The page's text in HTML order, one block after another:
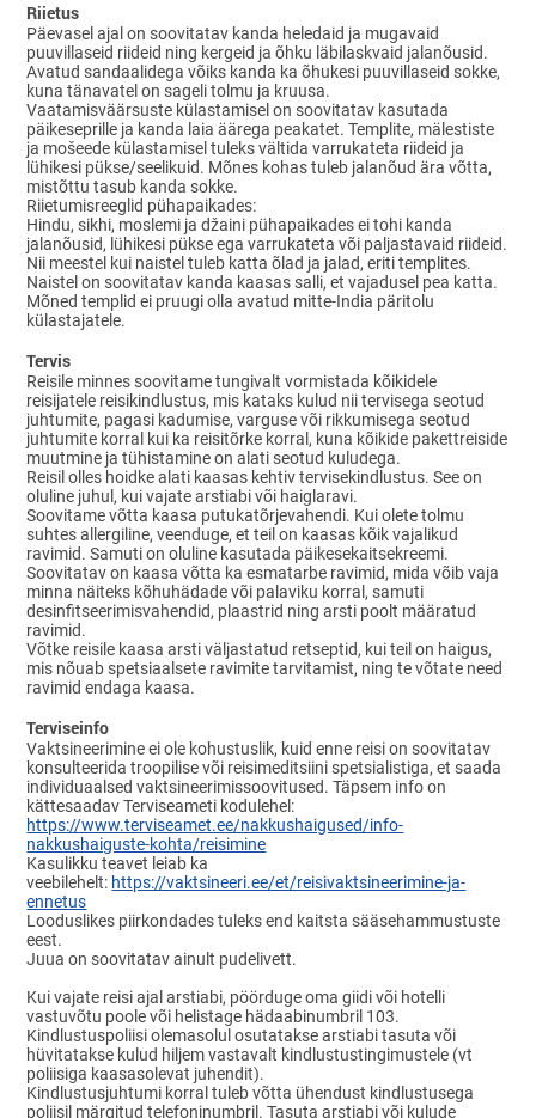
Riietus
Päevasel ajal on soovitatav kanda heledaid ja mugavaid
puuvillaseid riideid ning kergeid ja õhku läbilaskvaid jalanõusid.
Avatud sandaalidega võiks kanda ka õhukesi puuvillaseid sokke,
kuna tänavatel on sageli tolmu ja kruusa.
Vaatamisväärsuste külastamisel on soovitatav kasutada
päikeseprille ja kanda laia äärega peakatet. Templite, mälestiste
ja mošeede külastamisel tuleks vältida varrukateta riideid ja
lühikesi pükse/seelikuid. Mõnes kohas tuleb jalanõud ära võtta,
mistõttu tasub kanda sokke.
Riietumisreeglid pühapaikades:
Hindu, sikhi, moslemi ja džaini pühapaikades ei tohi kanda
jalanõusid, lühikesi pükse ega varrukateta või paljastavaid riideid.
Nii meestel kui naistel tuleb katta õlad ja jalad, eriti templites.
Naistel on soovitatav kanda kaasas salli, et vajadusel pea katta.
Mõned templid ei pruugi olla avatud mitte-India päritolu
külastajatele.
Tervis
Reisile minnes soovitame tungivalt vormistada kõikidele
reisijatele reisikindlustus, mis kataks kulud nii tervisega seotud
juhtumite, pagasi kadumise, varguse või rikkumisega seotud
juhtumite korral kui ka reisitõrke korral, kuna kõikide pakettreiside
muutmine ja tühistamine on alati seotud kuludega.
Reisil olles hoidke alati kaasas kehtiv tervisekindlustus. See on
oluline juhul, kui vajate arstiabi või haiglaravi.
Soovitame võtta kaasa putukatõrjevahendi. Kui olete tolmu
suhtes allergiline, veenduge, et teil on kaasas kõik vajalikud
ravimid. Samuti on oluline kasutada päikesekaitsekreemi.
Soovitatav on kaasa võtta ka esmatarbe ravimid, mida võib vaja
minna näiteks kõhuhädade või palaviku korral, samuti
desinfitseerimisvahendid, plaastrid ning arsti poolt määratud
ravimid.
Võtke reisile kaasa arsti väljastatud retseptid, kui teil on haigus,
mis nõuab spetsiaalsete ravimite tarvitamist, ning te võtate need
ravimid endaga kaasa.
Terviseinfo
Vaktsineerimine ei ole kohustuslik, kuid enne reisi on soovitatav
konsulteerida troopilise või reisimeditsiini spetsialistiga, et saada
individuaalsed vaktsineerimissoovitused. Täpsem info on
kättesaadav Terviseameti kodulehel:
https://www.terviseamet.ee/nakkushaigused/info-
nakkushaiguste-kohta/reisimine
Kasulikku teavet leiab ka
veebilehelt: https://vaktsineeri.ee/et/reisivaktsineerimine-ja-
ennetus
Looduslikes piirkondades tuleks end kaitsta sääsehammustuste
eest.
Juua on soovitatav ainult pudelivett.
Kui vajate reisi ajal arstiabi, pöörduge oma giidi või hotelli
vastuvõtu poole või helistage hädaabinumbril 103.
Kindlustuspoliisi olemasolul osutatakse arstiabi tasuta või
hüvitatakse kulud hiljem vastavalt kindlustustingimustele (vt
poliisiga kaasasolevat juhendit).
Kindlustusjuhtumi korral tuleb võtta ühendust kindlustusega
poliisil märgitud telefoninumbril. Tasuta arstiabi või kulude